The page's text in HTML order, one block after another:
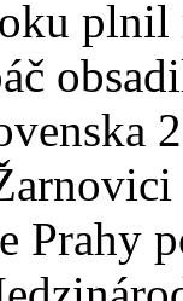
plnil